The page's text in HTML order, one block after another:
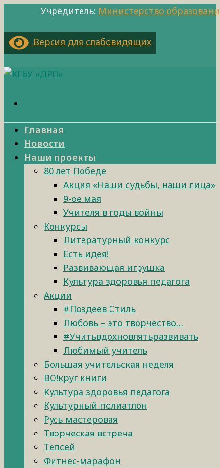
Учредитель: Министерство
Версия для слабовидящих
Главная
Новости
Наши проекты
80 лет Победе
Акция «Наши судьбы, наши лица»
9-ое мая
Учителя в годы войны
Конкурсы
Литературный конкурс
Есть идея!
Развивающая игрушка
Культура здоровья педагога
Акции
#Поздеев Стиль
Любовь – это творчество…
#Учитьвдохновлятьразвивать
Любимый учитель
Большая учительская неделя
ВО!круг книги
Культура здоровья педагога
Культурный полиатлон
Русь мастеровая
Творческая встреча
Тепсей
Фитнес-марафон